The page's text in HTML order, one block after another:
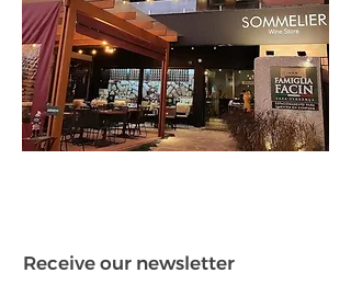
Receive our newsletter